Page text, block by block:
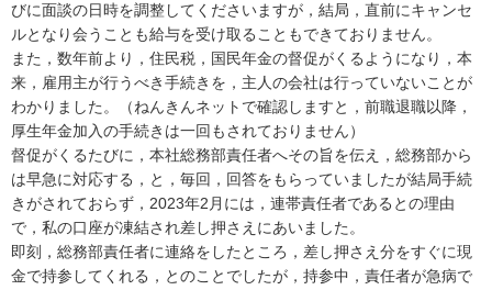
びに面談の日時を調整してくださいますが，結局，直前にキャンセ
ルとなり会うことも給与を受け取ることもできておりません。
また，数年前より，住民税，国民年金の督促がくるようになり，本
来，雇用主が行うべき手続きを，主人の会社は行っていないことが
わかりました。（ねんきんネットで確認しますと，前職退職以降，
厚生年金加入の手続きは一回もされておりません）
督促がくるたびに，本社総務部責任者へその旨を伝え，総務部から
は早急に対応する，と，毎回，回答をもらっていましたが結局手続
きがされておらず，2023年2月には，連帯責任者であるとの理由
で，私の口座が凍結され差し押さえにあいました。
即刻，総務部責任者に連絡をしたところ，差し押さえ分をすぐに現
金で持参してくれる，とのことでしたが，持参中，責任者が急病で